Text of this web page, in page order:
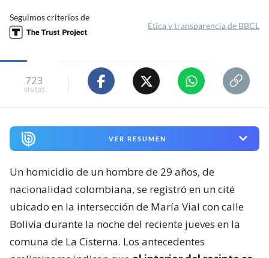
Seguimos criterios de
Ética y transparencia de BBCL
723
visitas
VER RESUMEN
Un homicidio de un hombre de 29 años, de
nacionalidad colombiana, se registró en un cité
ubicado en la intersección de María Vial con calle
Bolivia durante la noche del reciente jueves en la
comuna de La Cisterna. Los antecedentes